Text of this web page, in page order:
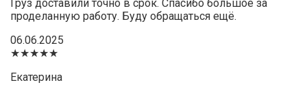
Груз доставили точно в срок. Спасибо большое за
проделанную работу. Буду обращаться ещё.
06.06.2025
★★★★★
Екатерина